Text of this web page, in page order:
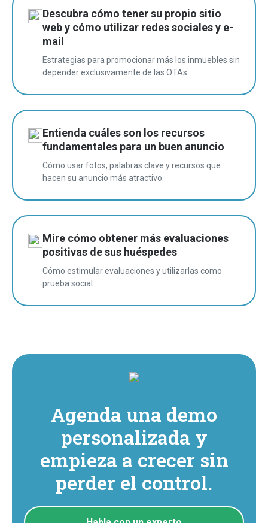
Descubra cómo tener su propio sitio
web y cómo utilizar redes sociales y e-
mail
Estrategias para promocionar más los inmuebles sin
depender exclusivamente de las OTAs.
Entienda cuáles son los recursos
fundamentales para un buen anuncio
Cómo usar fotos, palabras clave y recursos que
hacen su anuncio más atractivo.
Mire cómo obtener más evaluaciones
positivas de sus huéspedes
Cómo estimular evaluaciones y utilizarlas como
prueba social.
Agenda una demo
personalizada y
empieza a crecer sin
perder el control.